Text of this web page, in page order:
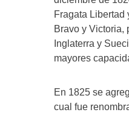
Fragata Libertad
Bravo y Victoria,
Inglaterra y
mayores
En 1825 se
cual fue